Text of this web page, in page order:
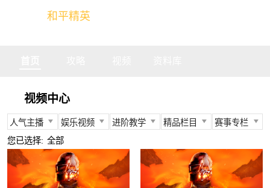
和平精英
视频中心
人气主播 娱乐视频 进阶教学 精品栏目 赛事专栏
所有
不求人
柔柔
娱乐精英
情感电台
身法教学
武器装备
官方视频
燃烧吧大局观
PEL
您已选择: 全部